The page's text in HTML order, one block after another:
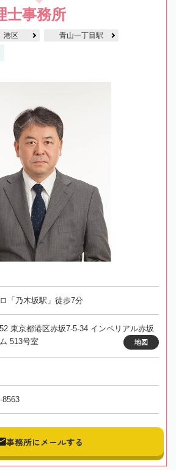
士事務所
港区 青山一丁目駅
「乃木坂駅」徒歩7分
東京都港区赤坂7-5-34 インペリアル赤坂
513号室
地図
8563
事務所にメールする